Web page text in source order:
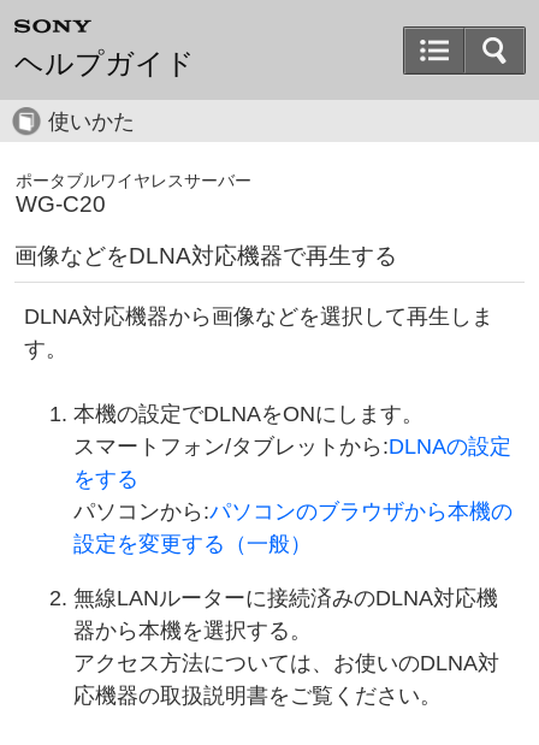
ヘルプガイド
使いかた
ポータブルワイヤレスサーバー
WG-C20
画像などをDLNA対応機器で再生する
DLNA対応機器から画像などを選択して再生しま
す。
本機の設定でDLNAをONにします。
スマートフォン/タブレットから:DLNAの設定
をする
パソコンから:パソコンのブラウザから本機の
設定を変更する（一般）
無線LANルーターに接続済みのDLNA対応機
器から本機を選択する。
アクセス方法については、お使いのDLNA対
応機器の取扱説明書をご覧ください。